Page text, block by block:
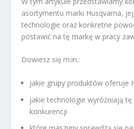
asortymentu marki Husqvarna,
technologie oraz konkretne
postawić na tę markę w pracy
Dowiesz się m.in.:
jakie grupy produktów oferuje
jakie technologie wyróżniają
konkurencji